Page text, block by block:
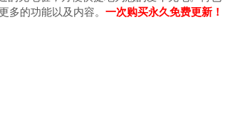
的功能以及内容。 一次购买永久免费更新！